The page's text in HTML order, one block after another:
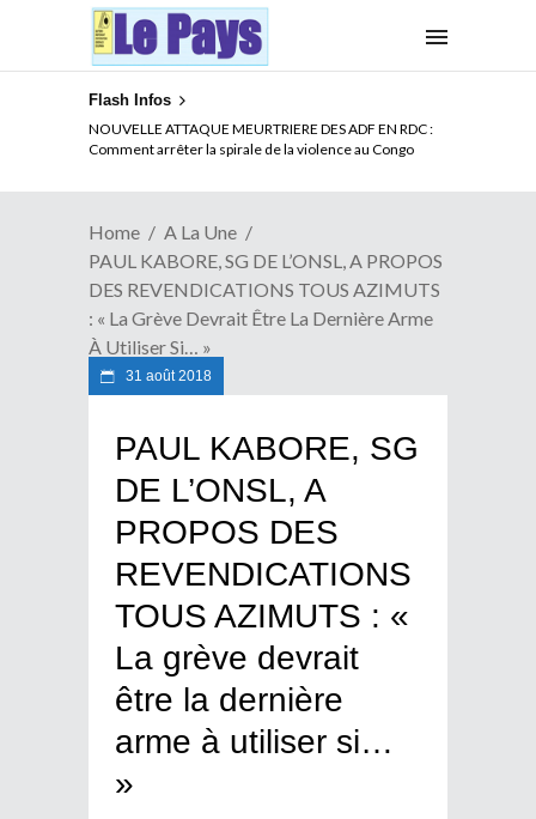
Flash Infos
LA CITE SANS VERTU
Home
A La Une
PAUL KABORE, SG DE L’ONSL, A PROPOS
DES REVENDICATIONS TOUS AZIMUTS
: « La Grève Devrait Être La Dernière Arme
À Utiliser Si… »
31 août 2018
PAUL KABORE, SG
DE L’ONSL, A
PROPOS DES
REVENDICATIONS
TOUS AZIMUTS : «
La grève devrait
être la dernière
arme à utiliser si…
»